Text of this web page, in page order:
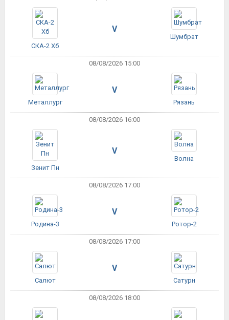
СКА-2 Хб
V
Шумбрат
08/08/2026 15:00
Металлург
V
Рязань
08/08/2026 16:00
Зенит Пн
V
Волна
08/08/2026 17:00
Родина-3
V
Ротор-2
08/08/2026 17:00
Салют
V
Сатурн
08/08/2026 18:00